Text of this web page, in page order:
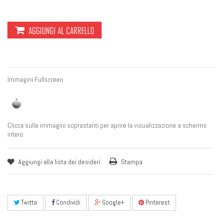
AGGIUNGI AL CARRELLO
Immagini Fullscreen
Clicca sulle immagini soprastanti per aprire la visualizzazione a schermo
intero.
Aggiungi alla lista dei desideri Stampa
Twitta Condividi Google+ Pinterest